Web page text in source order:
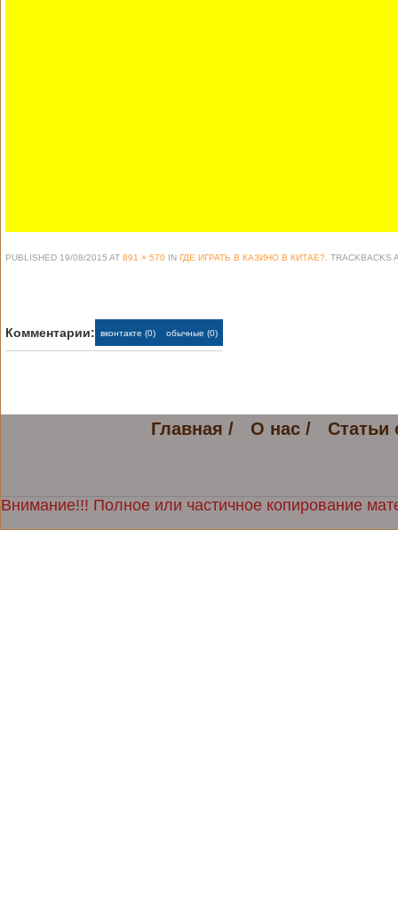
PUBLISHED 19/08/2015 AT 891 × 570 IN ГДЕ ИГРАТЬ В КАЗИНО В КИТАЕ? .
Комментарии: вконтакте (0) обычные (0)
Главная / О нас / Статьи
Внимание!!! Полное или частичное копирование